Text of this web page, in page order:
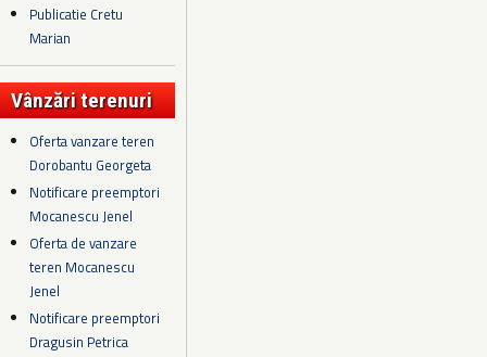
Publicatie Cretu
Marian
Vânzări terenuri
Oferta vanzare teren
Dorobantu Georgeta
Notificare preemptori
Mocanescu Jenel
Oferta de vanzare
teren Mocanescu
Jenel
Notificare preemptori
Dragusin Petrica